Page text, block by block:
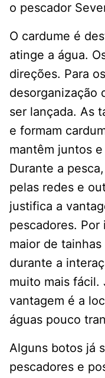
o pescador
O cardume é
atinge a água.
direções. Para
desorganização
ser lançada. As
e formam
mantêm juntos
Durante a
pelas redes e
justifica a
pescadores. Por
maior de
durante a
muito mais fácil.
vantagem é a
águas pouco
Alguns botos já
pescadores e